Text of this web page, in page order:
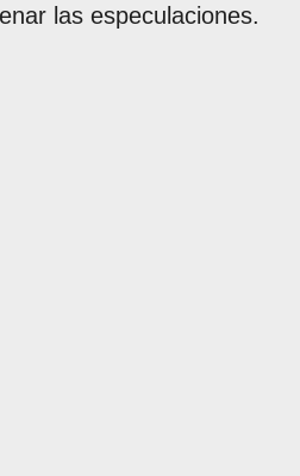
las especulaciones.